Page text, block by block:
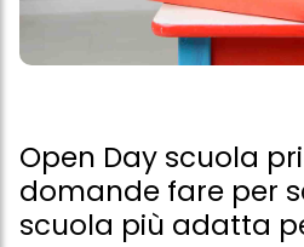
Open Day scuola
domande fare per
scuola più adatta